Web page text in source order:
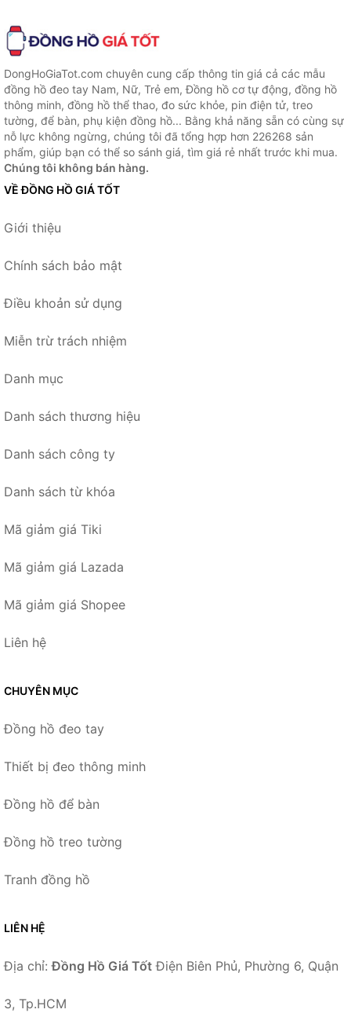
DongHoGiaTot.com chuyên cung cấp thông tin giá cả các mẫu
đồng hồ đeo tay Nam, Nữ, Trẻ em, Đồng hồ cơ tự động, đồng hồ
thông minh, đồng hồ thể thao, đo sức khỏe, pin điện tử, treo
tường, để bàn, phụ kiện đồng hồ... Bằng khả năng sẵn có cùng sự
nỗ lực không ngừng, chúng tôi đã tổng hợp hơn 226268 sản
phẩm, giúp bạn có thể so sánh giá, tìm giá rẻ nhất trước khi mua.
Chúng tôi không bán hàng.
VỀ ĐỒNG HỒ GIÁ TỐT
Giới thiệu
Chính sách bảo mật
Điều khoản sử dụng
Miễn trừ trách nhiệm
Danh mục
Danh sách thương hiệu
Danh sách công ty
Danh sách từ khóa
Mã giảm giá Tiki
Mã giảm giá Lazada
Mã giảm giá Shopee
Liên hệ
CHUYÊN MỤC
Đồng hồ đeo tay
Thiết bị đeo thông minh
Đồng hồ để bàn
Đồng hồ treo tường
Tranh đồng hồ
LIÊN HỆ
Địa chỉ:Đồng Hồ Giá Tốt Điện Biên Phủ, Phường 6, Quận
3, Tp.HCM